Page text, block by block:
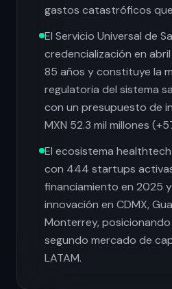
gastos catastróficos
El Servicio Universal de
credencialización en
85 años y constituye la
regulatoria del sistema
con un presupuesto de
MXN 52.3 mil millones
El ecosistema
con 444 startups
financiamiento en 2025
innovación en CDMX,
Monterrey,
segundo mercado de
LATAM.